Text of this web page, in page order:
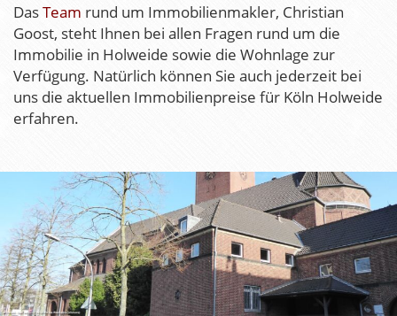
DasTeam rund um Immobilienmakler, Christian
Goost, steht Ihnen bei allen Fragen rund um die
Immobilie in Holweide sowie die Wohnlage zur
Verfügung. Natürlich können Sie auch jederzeit bei
uns die aktuellen Immobilienpreise für Köln Holweide
erfahren.